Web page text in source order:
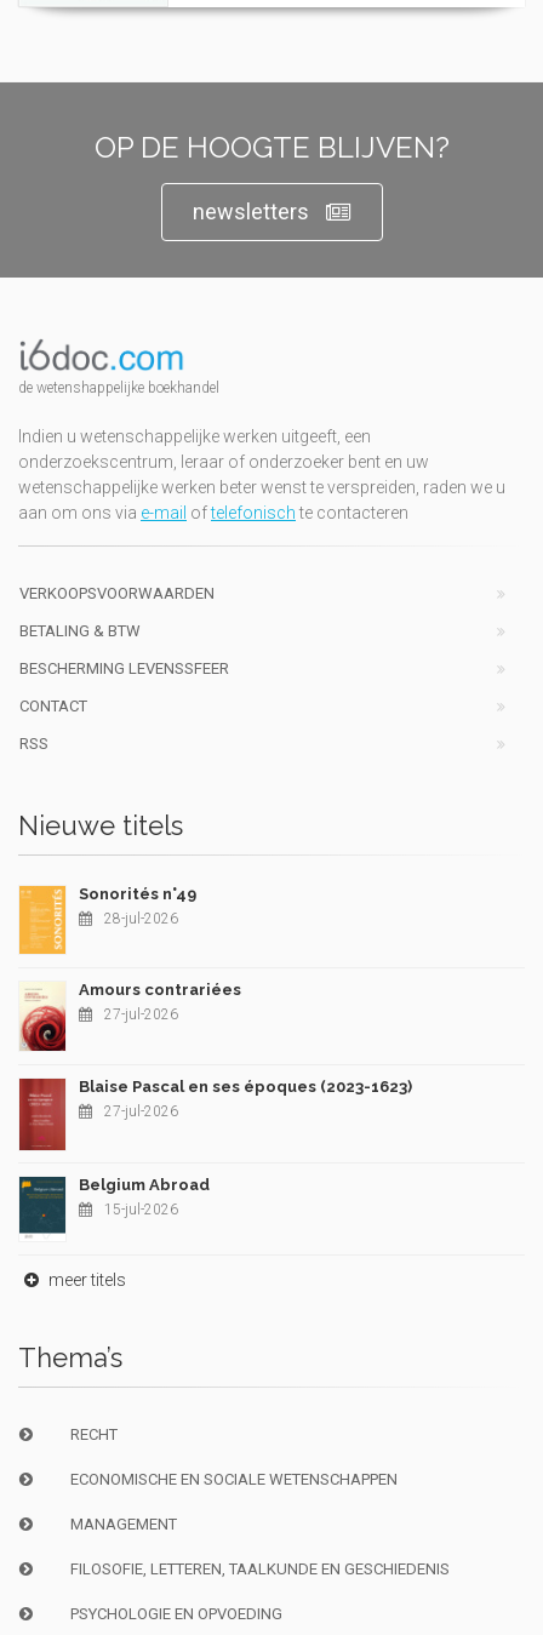
OP DE HOOGTE BLIJVEN?
newsletters
de wetenshappelijke boekhandel
Indien u wetenschappelijke werken uitgeeft, een
onderzoekscentrum, leraar of onderzoeker bent en uw
wetenschappelijke werken beter wenst te verspreiden, raden we u
aan om ons via e-mail oftelefonischte contacteren
VERKOOPSVOORWAARDEN
BETALING & BTW
BESCHERMING LEVENSSFEER
CONTACT
RSS
Nieuwe titels
Sonorités n°49
28-jul-2026
Amours contrariées
27-jul-2026
Blaise Pascal en ses époques (2023-1623)
27-jul-2026
Belgium Abroad
15-jul-2026
meer titels
Thema’s
RECHT
ECONOMISCHE EN SOCIALE WETENSCHAPPEN
MANAGEMENT
FILOSOFIE, LETTEREN, TAALKUNDE EN GESCHIEDENIS
PSYCHOLOGIE EN OPVOEDING